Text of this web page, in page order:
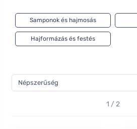
pontosan követni kell a termék
utasításokat. Ne feledje, hogy
távolságot az utolsó kémiai
selymességet adnak neki.
palettájából - kipróbálja a
Samponok és hajmosás
Hajformázás és festés
1 / 2